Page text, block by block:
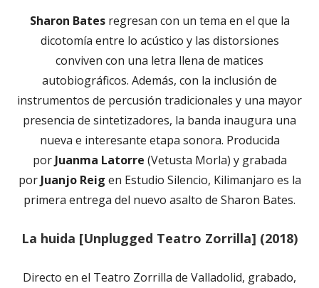
Sharon Bates regresan con un tema en el que la
dicotomía entre lo acústico y las distorsiones
conviven con una letra llena de matices
autobiográficos. Además, con la inclusión de
instrumentos de percusión tradicionales y una mayor
presencia de sintetizadores, la banda inaugura una
nueva e interesante etapa sonora. Producida
por Juanma Latorre (Vetusta Morla) y grabada
por Juanjo Reig en Estudio Silencio, Kilimanjaro es la
primera entrega del nuevo asalto de Sharon Bates.
La huida [Unplugged Teatro Zorrilla] (2018)
Directo en el Teatro Zorrilla de Valladolid, grabado,